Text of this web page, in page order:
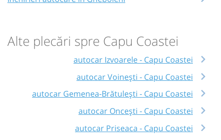
Alte plecări spre Capu Coastei
autocar Izvoarele - Capu Coastei
autocar Voinești - Capu Coastei
autocar Gemenea-Brătulești - Capu Coastei
autocar Oncești - Capu Coastei
autocar Priseaca - Capu Coastei